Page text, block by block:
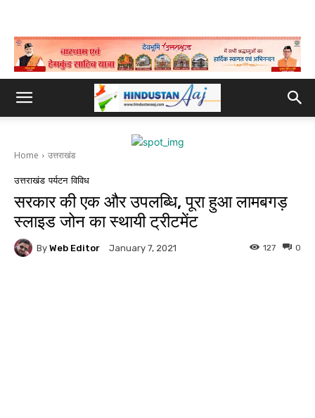
Home उत्तराखंड
उत्तराखंड पर्यटन विविध
सरकार की एक और उपलब्धि, पूरा हुआ लामबगड़
स्लाइड जोन का स्थायी ट्रीटमेंट
By Web Editor January 7, 2021 0
127